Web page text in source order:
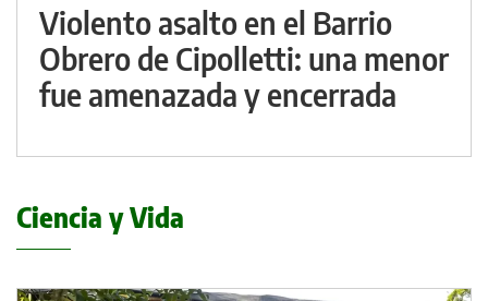
Violento asalto en el Barrio
Obrero de Cipolletti: una menor
fue amenazada y encerrada
Ciencia y Vida